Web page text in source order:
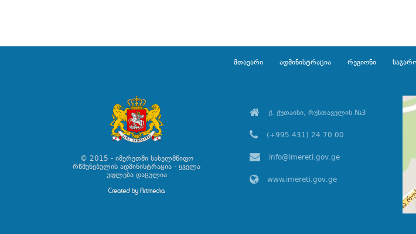
მთავარი ადმინისტრაცია რეგიონი
© 2015 - იმერეთში სახელმწიფო
რწმუნებულის ადმინისტრაცია - ყველა
უფლება დაცულია
ქ. ქუთაისი, რუსთაველის №3
(+995 431) 24 70 00
info@imereti.gov.ge
www.imereti.gov.ge